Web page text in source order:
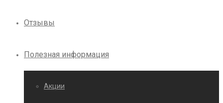
Отзывы
Полезная информация
Акции